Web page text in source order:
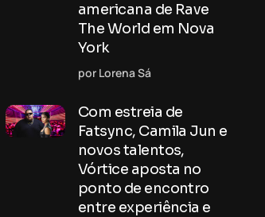
americana de Rave
The World em Nova
York
por Lorena Sá
Com estreia de
Fatsync, Camila Jun e
novos talentos,
Vórtice aposta no
ponto de encontro
entre experiência e